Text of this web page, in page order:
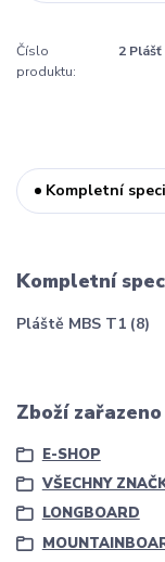
Číslo
produktu:
2
Kompletní
Kompletní
Pláště MBS T1 (8)
Zboží
E-SHOP
VŠECHNY
LONGBOARD